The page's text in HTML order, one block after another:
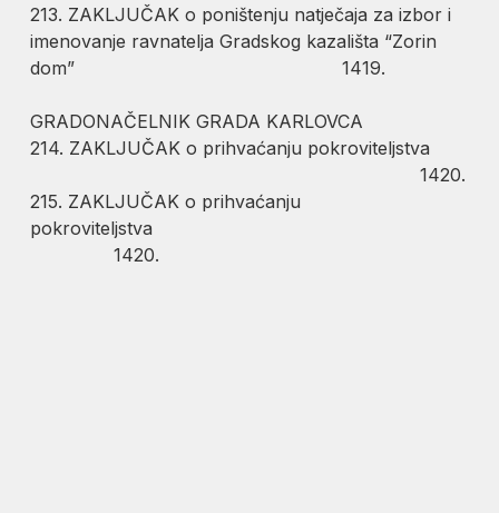
213. ZAKLJUČAK o poništenju natječaja za izbor i
imenovanje ravnatelja Gradskog kazališta “Zorin
dom” 1419.
GRADONAČELNIK GRADA KARLOVCA
214. ZAKLJUČAK o prihvaćanju pokroviteljstva
1420.
215. ZAKLJUČAK o prihvaćanju
pokroviteljstva
1420.